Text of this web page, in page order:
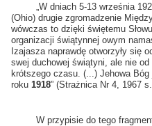
„W dniach 5-13 września 1922
(Ohio) drugie zgromadzenie
wówczas to dzięki świętemu
organizacji świątynnej owym
Izajasza naprawdę otworzyły się
swej duchowej świątyni, ale nie od
krótszego czasu. (...) Jehowa
roku 1918” (Strażnica Nr 4, 1967 s.
W przypisie do tego